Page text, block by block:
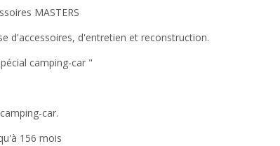
MASTERS
d'accessoires, d'entretien et reconstruction.
camping-car "
car.
156 mois